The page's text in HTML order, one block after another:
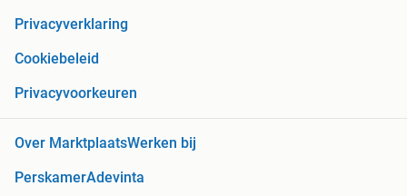
Privacyverklaring
Cookiebeleid
Privacyvoorkeuren
Over MarktplaatsWerken bij
PerskamerAdevinta